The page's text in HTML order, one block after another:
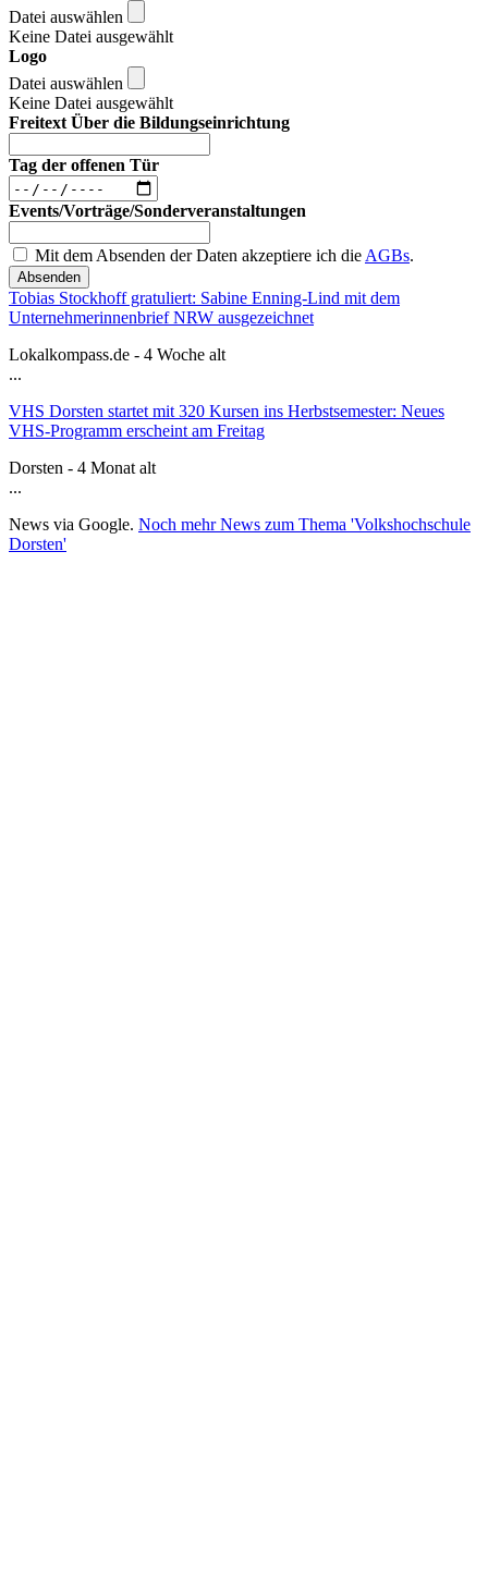
Datei auswählen
Keine Datei ausgewählt
Logo
Datei auswählen
Keine Datei ausgewählt
Freitext Über die Bildungseinrichtung
Tag der offenen Tür
Events/Vorträge/Sonderveranstaltungen
Mit dem Absenden der Daten akzeptiere ich die AGBs.
Absenden
Tobias Stockhoff gratuliert: Sabine Enning-Lind mit dem
Unternehmerinnenbrief NRW ausgezeichnet
Lokalkompass.de - 4 Woche alt
...
VHS Dorsten startet mit 320 Kursen ins Herbstsemester: Neues
VHS-Programm erscheint am Freitag
Dorsten - 4 Monat alt
...
News via Google. Noch mehr News zum Thema 'Volkshochschule
Dorsten'